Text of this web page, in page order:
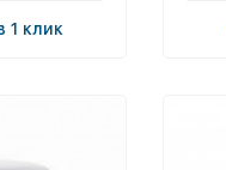
1 клик